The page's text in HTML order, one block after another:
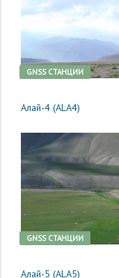
GNSS CТАНЦИИ
Алай-4 (ALA4)
GNSS CТАНЦИИ
Алай-5 (ALA5)